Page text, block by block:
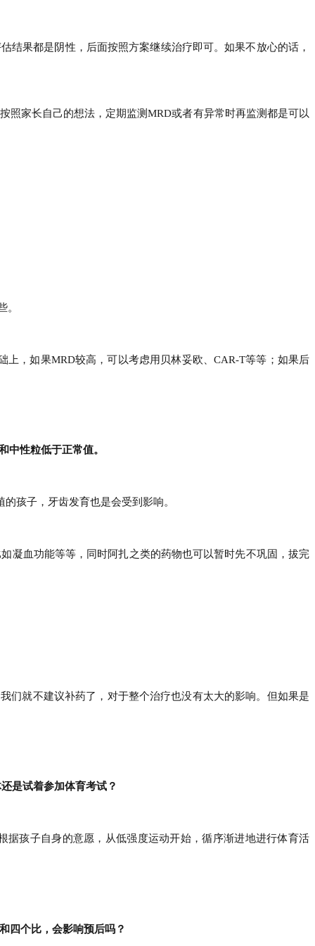
结果都是阴性，后面按照方案继续治疗即可。如果不放心的话，
照家长自己的想法，定期监测MRD或者有异常时再监测都是可以
。
上，如果MRD较高，可以考虑用贝林妥欧、CAR-T等等；如果后
中性粒低于正常值。
孩子，牙齿发育也是会受到影响。
凝血功能等等，同时阿扎之类的药物也可以暂时先不巩固，拔完
们就不建议补药了，对于整个治疗也没有太大的影响。但如果是
是试着参加体育考试？
据孩子自身的意愿，从低强度运动开始，循序渐进地进行体育活
四个比，会影响预后吗？